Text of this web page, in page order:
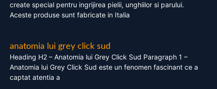
create special pentru ingrijirea pielii, unghiilor si parului.
Aceste produse sunt fabricate in Italia
anatomia lui grey click sud
Heading H2 – Anatomia lui Grey Click Sud Paragraph 1 –
Anatomia lui Grey Click Sud este un fenomen fascinant ce a
captat atentia a